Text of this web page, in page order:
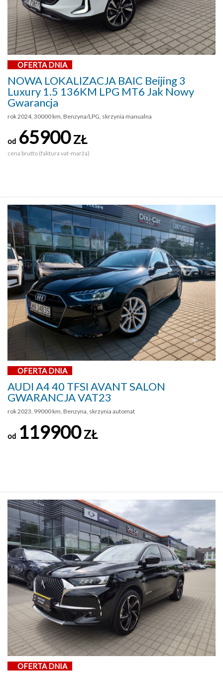
OFERTA DNIA
NOWA LOKALIZACJA BAIC Beijing 3
Luxury 1.5 136KM LPG MT6 Jak Nowy
Gwarancja
rok 2024, 30000 km, Benzyna/LPG, skrzynia manualna
od 65900ZŁ
cena brutto (faktura vat-marża)
OFERTA DNIA
AUDI A4 40 TFSI AVANT SALON
GWARANCJA VAT23
rok 2023, 99000 km, Benzyna, skrzynia automat
od 119900ZŁ
OFERTA DNIA